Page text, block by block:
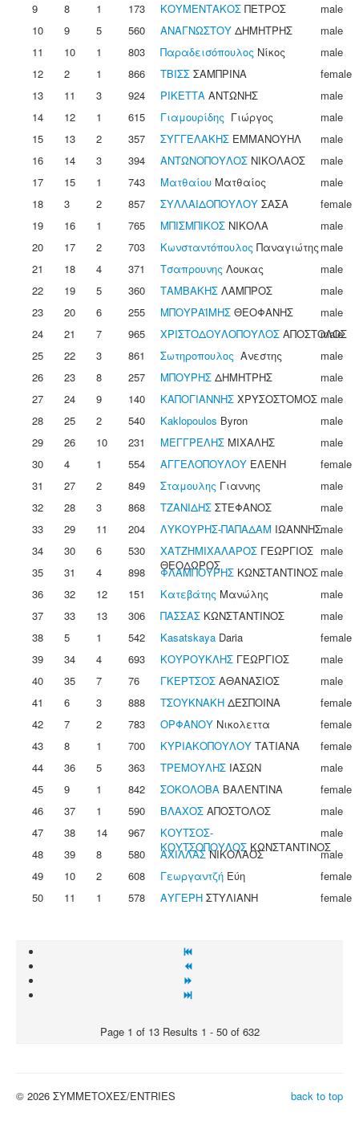
9
8 1 173 ΚΟΥΜΕΝΤΑΚΟΣ ΠΕΤΡΟΣ
male
10
9 5 560 ΑΝΑΓΝΩΣΤΟΥ ΔΗΜΗΤΡΗΣ
male
11
10 1 803 Παραδεισόπουλος Νίκος
male
12
2 1 866 ΤΒΙΣΣ ΣΑΜΠΡΙΝΑ
female
13
11 3 924 ΡΙΚΕΤΤΑ ΑΝΤΩΝΗΣ
male
14
12 1 615 Γιαμουρίδης Γιώργος
male
15
13 2 357 ΣΥΓΓΕΛΑΚΗΣ ΕΜΜΑΝΟΥΗΛ
male
16
14 3 394 ΑΝΤΩΝΟΠΟΥΛΟΣ ΝΙΚΟΛΑΟΣ
male
17
15 1 743 Ματθαίου Ματθαίος
male
18
3 2 857 ΣΥΛΛΑΙΔΟΠΟΥΛΟΥ ΣΑΣΑ
female
19
16 1 765 ΜΠΙΣΜΠΙΚΟΣ ΝΙΚΟΛΑ
male
20
17 2 703 Κωνσταντόπουλος Παναγιώτης male
21
18 4 371 Τσαπρουνης Λουκας
male
22
19 5 360 ΤΑΜΒΑΚΗΣ ΛΑΜΠΡΟΣ
male
23
20 6 255 ΜΠΟΥΡΑΪΜΗΣ ΘΕΟΦΑΝΗΣ
male
24
21 7 965 ΧΡΙΣΤΟΔΟΥΛΟΠΟΥΛΟΣ ΑΠΟΣΤΟΛΟΣ
male
25
22 3 861 Σωτηροπουλος Ανεστης
male
26
23 8 257 ΜΠΟΥΡΗΣ ΔΗΜΗΤΡΗΣ
male
27
24 9 140 ΚΑΠΟΓΙΑΝΝΗΣ ΧΡΥΣΟΣΤΟΜΟΣ male
28
25 2 540 Kaklopoulos Byron
male
29
26 10 231 ΜΕΓΓΡΕΛΗΣ ΜΙΧΑΛΗΣ
male
30
4 1 554 ΑΓΓΕΛΟΠΟΥΛΟΥ ΕΛΕΝΗ
female
31
27 2 849 Σταμουλης Γιαννης
male
32
28 3 868 ΤΖΑΝΙΔΗΣ ΣΤΕΦΑΝΟΣ
male
33
29 11 204 ΛΥΚΟΥΡΗΣ-ΠΑΠΑΔΑΜ ΙΩΑΝΝΗΣmale
34
30 6 530 ΧΑΤΖΗΜΙΧΑΛΑΡΟΣ ΓΕΩΡΓΙΟΣ
ΘΕΟΔΩΡΟΣ
male
35
31 4 898 ΦΛΑΜΠΟΥΡΗΣ ΚΩΝΣΤΑΝΤΙΝΟΣ male
36
32 12 151 Κατεβάτης Μανώλης
male
37
33 13 306 ΠΑΣΣΑΣ ΚΩΝΣΤΑΝΤΙΝΟΣ
male
38
5 1 542 Kasatskaya Daria
female
39
34 4 693 ΚΟΥΡΟΥΚΛΗΣ ΓΕΩΡΓΙΟΣ
male
40
35 7 76 ΓΚΕΡΤΣΟΣ ΑΘΑΝΑΣΙΟΣ
male
41
6 3 888 ΤΣΟΥΚΝΑΚΗ ΔΕΣΠΟΙΝΑ
female
42
7 2 783 ΟΡΦΑΝΟΥ Νικολεττα
female
43
8 1 700 ΚΥΡΙΑΚΟΠΟΥΛΟΥ ΤΑΤΙΑΝΑ
female
44
36 5 363 ΤΡΕΜΟΥΛΗΣ ΙΑΣΩΝ
male
45
9 1 842 ΣΟΚΟΛΟΒΑ ΒΑΛΕΝΤΙΝΑ
female
46
37 1 590 ΒΛΑΧΟΣ ΑΠΟΣΤΟΛΟΣ
male
47
38 14 967
ΚΟΥΤΣΟΣ-
ΚΟΥΤΣΟΠΟΥΛΟΣ ΚΩΝΣΤΑΝΤΙΝΟΣ
male
48
39 8 580 ΑΧΙΛΛΑΣΝΙΚΟΛΑΟΣ
male
49
10 2 608 Γεωργαντζή Εύη
female
50
11 1 578 ΑΥΓΕΡΗ ΣΤΥΛΙΑΝΗ female
Page 1 of 13 Results 1 - 50 of 632
back to top
© 2026 ΣΥΜΜΕΤΟΧΕΣ/ENTRIES